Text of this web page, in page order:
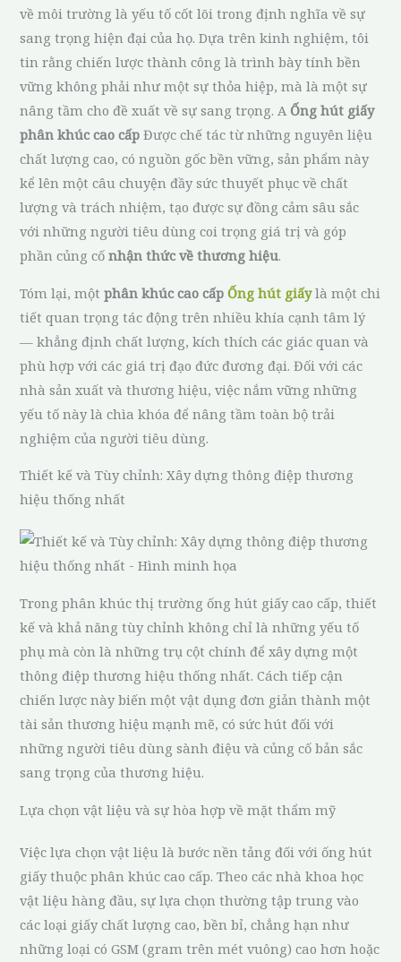
về môi trường là yếu tố cốt lõi trong định nghĩa về sự
sang trọng hiện đại của họ. Dựa trên kinh nghiệm, tôi
tin rằng chiến lược thành công là trình bày tính bền
vững không phải như một sự thỏa hiệp, mà là một sự
nâng tầm cho đề xuất về sự sang trọng. A Ống hút giấy
phân khúc cao cấp Được chế tác từ những nguyên liệu
chất lượng cao, có nguồn gốc bền vững, sản phẩm này
kể lên một câu chuyện đầy sức thuyết phục về chất
lượng và trách nhiệm, tạo được sự đồng cảm sâu sắc
với những người tiêu dùng coi trọng giá trị và góp
phần củng cốnhận thức về thương hiệu.
Tóm lại, mộtphân khúc cao cấpỐng hút giấylà một chi
tiết quan trọng tác động trên nhiều khía cạnh tâm lý
— khẳng định chất lượng, kích thích các giác quan và
phù hợp với các giá trị đạo đức đương đại. Đối với các
nhà sản xuất và thương hiệu, việc nắm vững những
yếu tố này là chìa khóa để nâng tầm toàn bộ trải
nghiệm của người tiêu dùng.
Thiết kế và Tùy chỉnh: Xây dựng thông điệp thương
hiệu thống nhất
Trong phân khúc thị trường ống hút giấy cao cấp, thiết
kế và khả năng tùy chỉnh không chỉ là những yếu tố
phụ mà còn là những trụ cột chính để xây dựng một
thông điệp thương hiệu thống nhất. Cách tiếp cận
chiến lược này biến một vật dụng đơn giản thành một
tài sản thương hiệu mạnh mẽ, có sức hút đối với
những người tiêu dùng sành điệu và củng cố bản sắc
sang trọng của thương hiệu.
Lựa chọn vật liệu và sự hòa hợp về mặt thẩm mỹ
Việc lựa chọn vật liệu là bước nền tảng đối với ống hút
giấy thuộc phân khúc cao cấp. Theo các nhà khoa học
vật liệu hàng đầu, sự lựa chọn thường tập trung vào
các loại giấy chất lượng cao, bền bỉ, chẳng hạn như
những loại có GSM (gram trên mét vuông) cao hơn hoặc